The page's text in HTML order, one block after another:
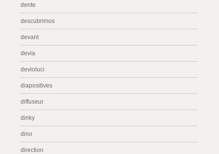
dente
descubrimos
devant
devia
devioluci
diapositives
diffuseur
dinky
dino
direction